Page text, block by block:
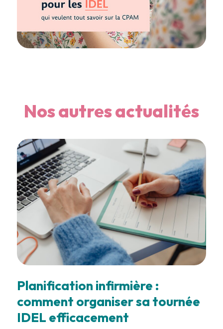
Nos autres actualités
Planification infirmière :
comment organiser sa tournée
IDEL efficacement